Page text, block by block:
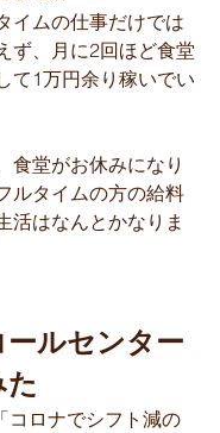
イムの仕事だけでは
ず、月に2回ほど食堂
て1万円余り稼いでい
食堂がお休みになり
ルタイムの方の給料
活はなんとかなりま
ールセンター
た
コロナでシフト減の